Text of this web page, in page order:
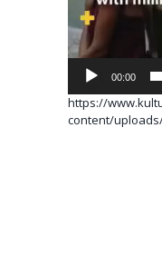
00:00
https://
content/